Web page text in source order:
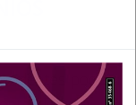
podem